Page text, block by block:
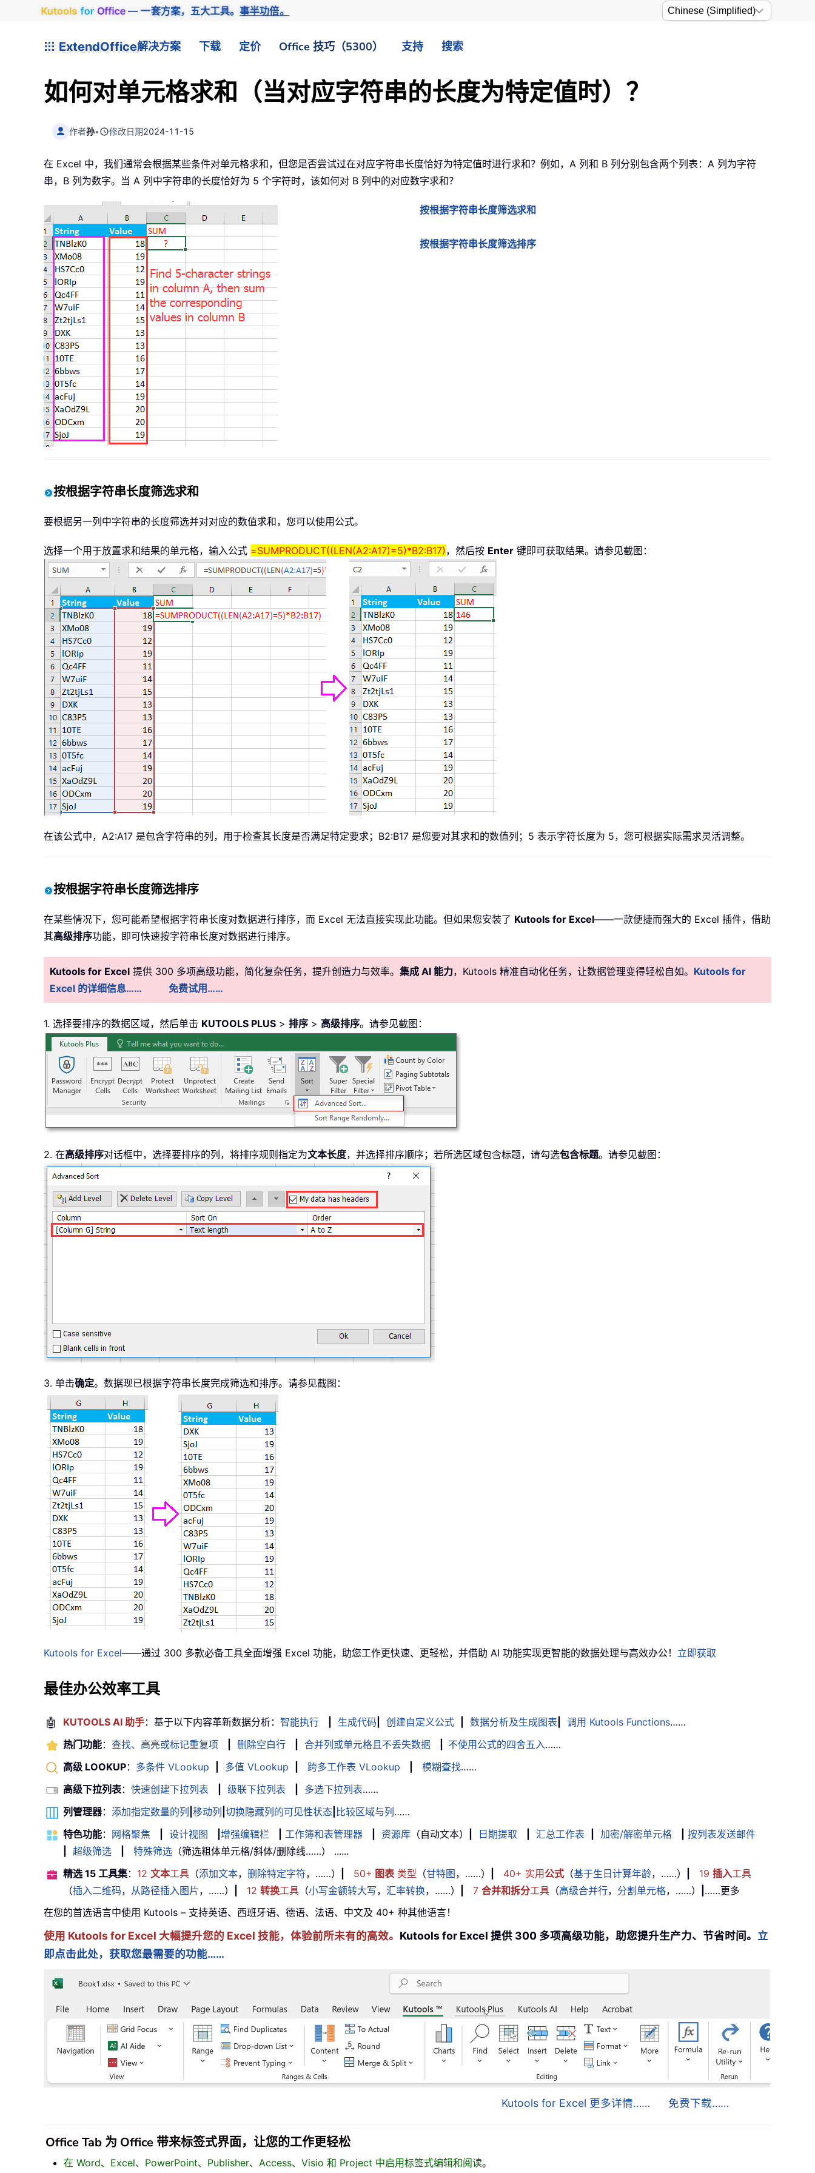
Kutools for Office— 一套方案，五大工具。事半功倍。
ExtendOffice解决方案 下载 定价 Office 技巧（5300） 支持 搜索
如何对单元格求和（当对应字符串的长度为特定值时）？
作者孙• 修改日期2024-11-15
在 Excel 中，我们通常会根据某些条件对单元格求和，但您是否尝试过在对应字符串长度恰好为特定值时进行求和？例如，A 列和 B 列分别包含两个列表：A 列为字符
串，B 列为数字。当 A 列中字符串的长度恰好为 5 个字符时，该如何对 B 列中的对应数字求和？
按根据字符串长度筛选求和
按根据字符串长度筛选排序
按根据字符串长度筛选求和
要根据另一列中字符串的长度筛选并对对应的数值求和，您可以使用公式。
选择一个用于放置求和结果的单元格，输入公式 =SUMPRODUCT((LEN(A2:A17)=5)*B2:B17) ，然后按 Enter 键即可获取结果。请参见截图：
在该公式中，A2:A17 是包含字符串的列，用于检查其长度是否满足特定要求；B2:B17 是您要对其求和的数值列；5 表示字符长度为 5，您可根据实际需求灵活调整。
按根据字符串长度筛选排序
在某些情况下，您可能希望根据字符串长度对数据进行排序，而 Excel 无法直接实现此功能。但如果您安装了 Kutools for Excel——一款便捷而强大的 Excel 插件，借助
其高级排序功能，即可快速按字符串长度对数据进行排序。
Kutools for Excel 提供 300 多项高级功能，简化复杂任务，提升创造力与效率。 集成 AI 能力，Kutools 精准自动化任务，让数据管理变得轻松自如。 Kutools for
Excel 的详细信息……
免费试用……
1. 选择要排序的数据区域，然后单击 KUTOOLS PLUS > 排序 > 高级排序。请参见截图：
2. 在高级排序对话框中，选择要排序的列，将排序规则指定为文本长度，并选择排序顺序；若所选区域包含标题，请勾选包含标题。请参见截图：
3. 单击确定。数据现已根据字符串长度完成筛选和排序。请参见截图：
Kutools for Excel——通过 300 多款必备工具全面增强 Excel 功能，助您工作更快速、更轻松，并借助 AI 功能实现更智能的数据处理与高效办公！ 立即获取
最佳办公效率工具
🤖 KUTOOLS AI 助手：基于以下内容革新数据分析： 智能执行 生成代码 创建自定义公式 数据分析及生成图表 调用 Kutools Functions……
热门功能： 查找、高亮或标记重复项 删除空白行 合并列或单元格且不丢失数据 不使用公式的四舍五入……
高级 LOOKUP： 多条件 VLookup 多值 VLookup 跨多工作表 VLookup 模糊查找……
高级下拉列表： 快速创建下拉列表 级联下拉列表 多选下拉列表……
列管理器： 添加指定数量的列 移动列 切换隐藏列的可见性状态 比较区域与列 ……
特色功能： 网格聚焦 设计视图 增强编辑栏 工作簿和表管理器 资源库 （自动文本） 日期提取 汇总工作表 加密/解密单元格
按列表发送邮件
超级筛选 特殊筛选 （筛选粗体单元格/斜体/删除线……） ......
精选 15 工具集： 12 文本工具 （添加文本， 删除特定字符，……） 50+ 图表类型 （甘特图 ，……） 40+ 实用公式 （基于生日计算年龄，……） 19 插入工具
（插入二维码， 从路径插入图片，……） 12 转换工具 （小写金额转大写， 汇率转换，……） 7 合并和拆分工具 （高级合并行， 分割单元格，……）
……更多
在您的首选语言中使用 Kutools – 支持英语、西班牙语、德语、法语、中文及 40+ 种其他语言！
使用 Kutools for Excel 大幅提升您的 Excel 技能，体验前所未有的高效。 Kutools for Excel 提供 300 多项高级功能，助您提升生产力、节省时间。 立
即点击此处，获取您最需要的功能……
Kutools for Excel 更多详情…… 免费下载……
Office Tab 为 Office 带来标签式界面，让您的工作更轻松
在 Word、Excel、PowerPoint、Publisher、Access、Visio 和 Project 中启用标签式编辑和阅读。